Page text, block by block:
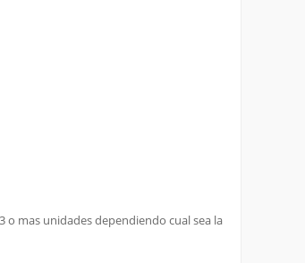
o mas unidades dependiendo cual sea la